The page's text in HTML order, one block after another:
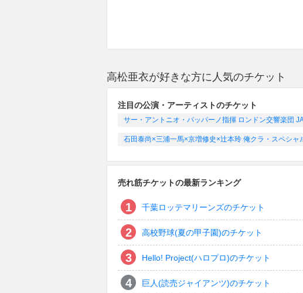
高松亜衣が好きな方に人気のチケット
注目の公演・アーティストのチケット
サー・アントニオ・パッパーノ指揮 ロンドン交響楽団
石田泰尚×三浦一馬×京増修史×辻本玲 俺クラ・スペシャ
売れ筋チケットの最新ランキング
千葉ロッテマリーンズのチケット
高校野球(夏の甲子園)のチケット
Hello! Project(ハロプロ)のチケット
巨人(読売ジャイアンツ)のチケット